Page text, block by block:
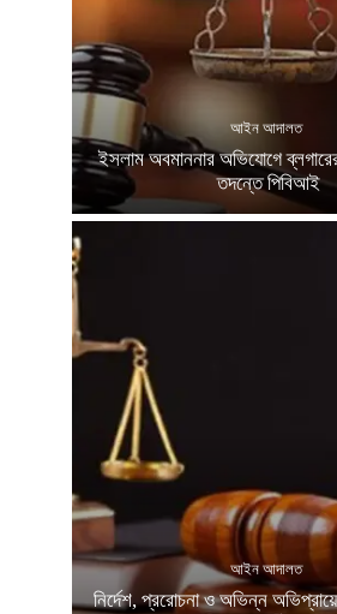
আইন আদালত
ইসলাম অবমাননার অভিযোগে
তদন্তে পিবিআই
আইন আদালত
নির্দেশ, প্ররোচনা ও অভিন্ন